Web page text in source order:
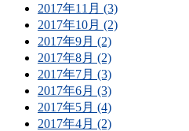
2017年11月 (3)
2017年10月 (2)
2017年9月 (2)
2017年8月 (2)
2017年7月 (3)
2017年6月 (3)
2017年5月 (4)
2017年4月 (2)